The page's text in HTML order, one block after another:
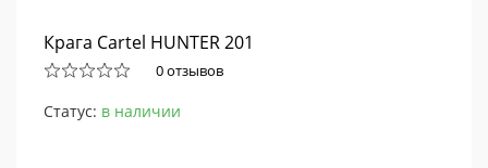
Крага Cartel HUNTER 201
0 отзывов
Статус: в наличии